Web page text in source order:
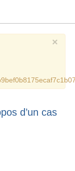
×
d’un cas